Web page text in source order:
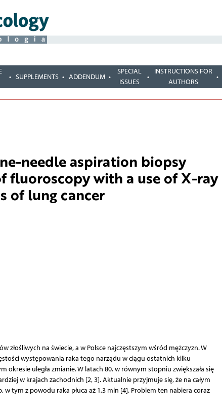
SUPPLEMENTS ADDENDUM
SPECIAL
ISSUES
INSTRUCTIONS FOR
AUTHORS
needle aspiration biopsy
fluoroscopy with a use of X-ray
of lung cancer
złośliwych na świecie, a w Polsce najczęstszym wśród mężczyzn. W
występowania raka tego narządu w ciągu ostatnich kilku
okresie uległa zmianie. W latach 80. w równym stopniu zwiększała się
w krajach zachodnich [2, 3]. Aktualnie przyjmuje się, że na całym
tym z powodu raka płuca aż 1,3 mln [4]. Problem ten nabiera coraz